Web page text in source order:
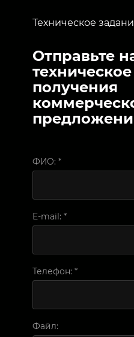
Техническое
Отправьте
получения
ФИО: *
E-mail: *
Телефон: *
Файл: